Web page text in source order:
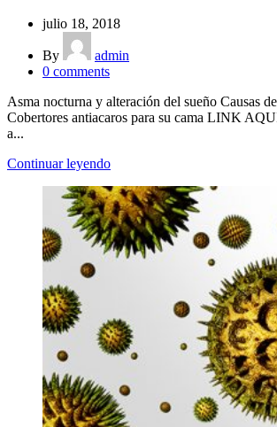
julio 18, 2018
By
admin
0 comments
Asma nocturna y alteración del sueño Causas
Cobertores antiacaros para su cama LINK
a...
Continuar leyendo